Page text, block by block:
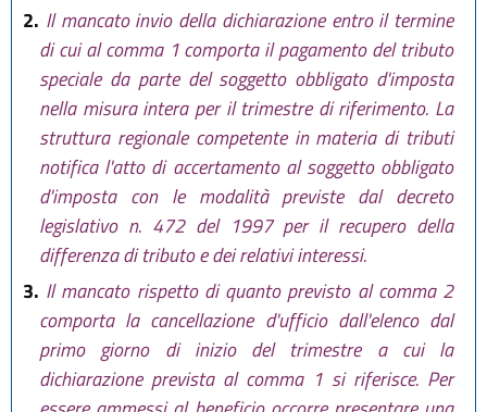
2. Il mancato invio della dichiarazione entro il termine
di cui al comma 1 comporta il pagamento del tributo
speciale da parte del soggetto obbligato d'imposta
nella misura intera per il trimestre di riferimento. La
struttura regionale competente in materia di tributi
notifica l'atto di accertamento al soggetto obbligato
d'imposta con le modalità previste dal decreto
legislativo n. 472 del 1997 per il recupero della
differenza di tributo e dei relativi interessi.
3. Il mancato rispetto di quanto previsto al comma 2
comporta la cancellazione d'ufficio dall'elenco dal
primo giorno di inizio del trimestre a cui la
dichiarazione prevista al comma 1 si riferisce. Per